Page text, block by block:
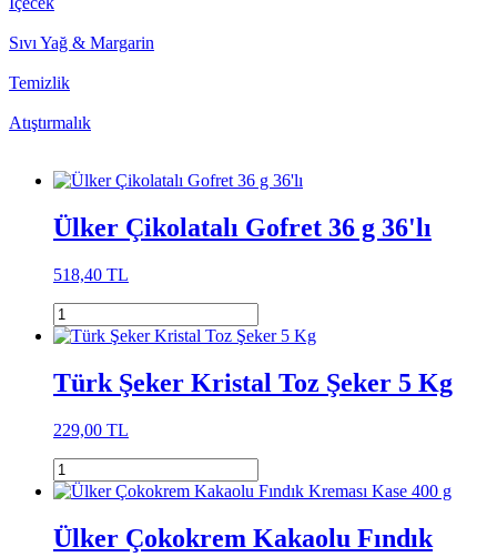
Sıvı Yağ & Margarin
Temizlik
Atıştırmalık
Ülker Çikolatalı Gofret 36 g 36'lı
518,40 TL
Türk Şeker Kristal Toz Şeker 5 Kg
229,00 TL
Ülker Çokokrem Kakaolu Fındık